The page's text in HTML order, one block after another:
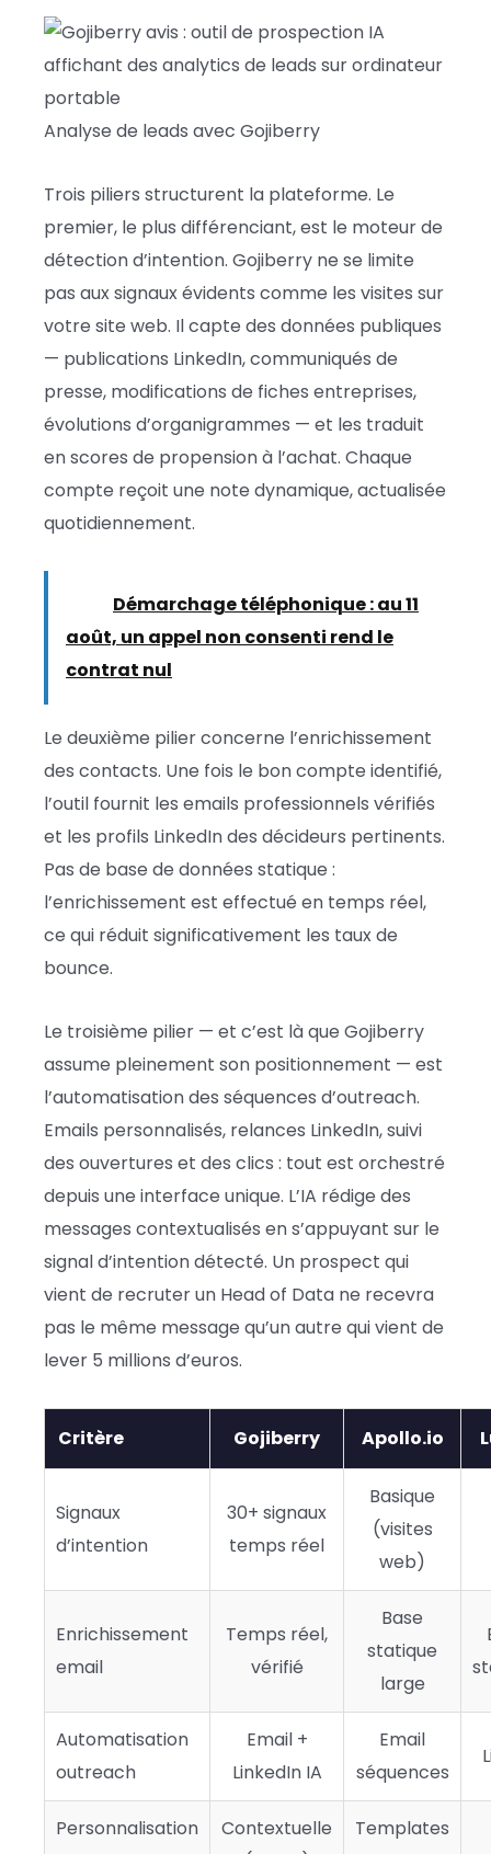
Analyse de leads avec Gojiberry
Trois piliers structurent la plateforme. Le
premier, le plus différenciant, est le moteur de
détection d’intention. Gojiberry ne se limite
pas aux signaux évidents comme les visites sur
votre site web. Il capte des données publiques
— publications LinkedIn, communiqués de
presse, modifications de fiches entreprises,
évolutions d’organigrammes — et les traduit
en scores de propension à l’achat. Chaque
compte reçoit une note dynamique, actualisée
quotidiennement.
Démarchage téléphonique : au 11
août, un appel non consenti rend le
contrat nul
Le deuxième pilier concerne l’enrichissement
des contacts. Une fois le bon compte identifié,
l’outil fournit les emails professionnels vérifiés
et les profils LinkedIn des décideurs pertinents.
Pas de base de données statique :
l’enrichissement est effectué en temps réel,
ce qui réduit significativement les taux de
bounce.
Le troisième pilier — et c’est là que Gojiberry
assume pleinement son positionnement — est
l’automatisation des séquences d’outreach.
Emails personnalisés, relances LinkedIn, suivi
des ouvertures et des clics : tout est orchestré
depuis une interface unique. L’IA rédige des
messages contextualisés en s’appuyant sur le
signal d’intention détecté. Un prospect qui
vient de recruter un Head of Data ne recevra
pas le même message qu’un autre qui vient de
lever 5 millions d’euros.
Critère Gojiberry Apollo.io
Signaux
d’intention
30+ signaux
temps réel
Basique
(visites
web)
Enrichissement
email
Temps réel,
vérifié
Base
statique
large
Automatisation
outreach
Email +
LinkedIn IA
Email
séquences
Personnalisation
Contextuelle
Templates